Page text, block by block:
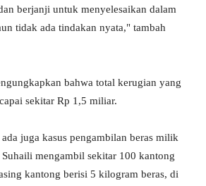
berjanji untuk menyelesaikan dalam
tidak ada tindakan nyata," tambah
bahwa total kerugian yang
sekitar Rp 1,5 miliar.
juga kasus pengambilan beras milik
mengambil sekitar 100 kantong
kantong berisi 5 kilogram beras, di